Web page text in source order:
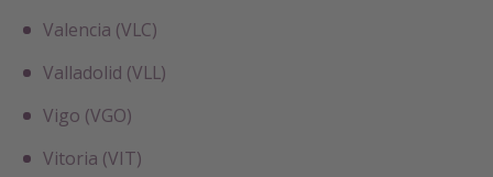
Valencia (VLC)
Valladolid (VLL)
Vigo (VGO)
Vitoria (VIT)